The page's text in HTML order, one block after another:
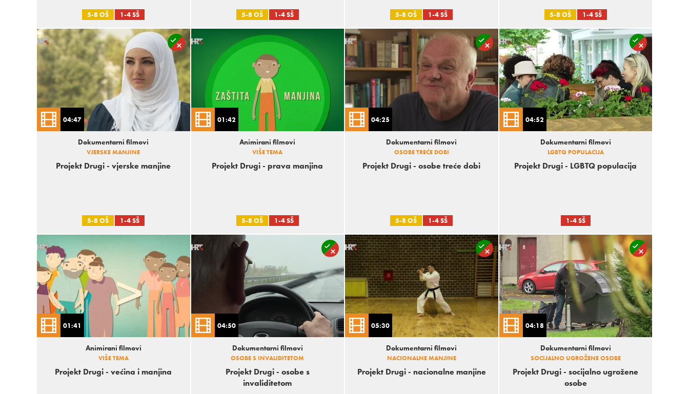
5-8 OŠ 1-4 SŠ 5-8 OŠ 1-4 SŠ 5-8 OŠ 1-4 SŠ 5-8 OŠ 1-4 SŠ
04:47
Dokumentarni filmovi
VJERSKE MANJINE
Projekt Drugi - vjerske manjine
5-8 OŠ 1-4 SŠ
01:42
Animirani filmovi
VIŠE TEMA
Projekt Drugi - prava manjina
5-8 OŠ 1-4 SŠ
04:25
Dokumentarni filmovi
OSOBE TREĆE DOBI
Projekt Drugi - osobe treće dobi
5-8 OŠ 1-4 SŠ
04:52
Dokumentarni filmovi
LGBTQ POPULACIJA
Projekt Drugi - LGBTQ populacija
1-4 SŠ
01:41
Animirani filmovi
VIŠE TEMA
Projekt Drugi - većina i manjina
04:50
Dokumentarni filmovi
OSOBE S INVALIDITETOM
Projekt Drugi - osobe s
invaliditetom
05:30
Dokumentarni filmovi
NACIONALNE MANJINE
Projekt Drugi - nacionalne manjine
04:18
Dokumentarni filmovi
SOCIJALNO UGROŽENE OSOBE
Projekt Drugi - socijalno ugrožene
osobe